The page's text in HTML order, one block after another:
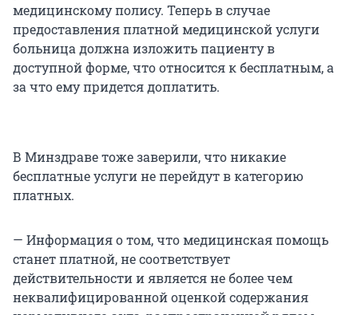
медицинскому полису. Теперь в случае
предоставления платной медицинской услуги
больница должна изложить пациенту в
доступной форме, что относится к бесплатным, а
за что ему придется доплатить.
В Минздраве тоже заверили, что никакие
бесплатные услуги не перейдут в категорию
платных.
— Информация о том, что медицинская помощь
станет платной, не соответствует
действительности и является не более чем
неквалифицированной оценкой содержания